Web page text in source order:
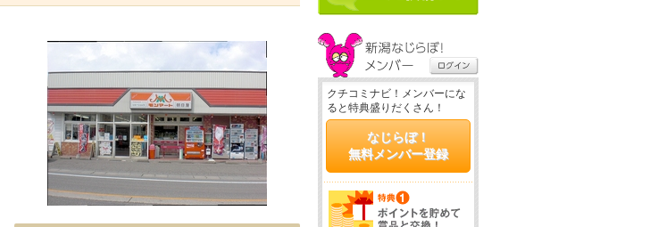
クチコミナビ！メンバーにな
ると特典盛りだくさん！
なじらぼ！
無料メンバー登録